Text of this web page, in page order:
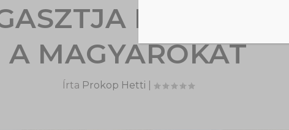
LEGINKÁBB
A MAGYAROKAT
Írta Prokop Hetti